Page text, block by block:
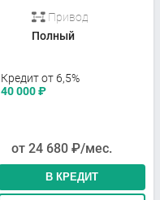
Привод
Полный
Кредит от 6,5%
40 000₽
от 24 680 ₽/мес.
В КРЕДИТ